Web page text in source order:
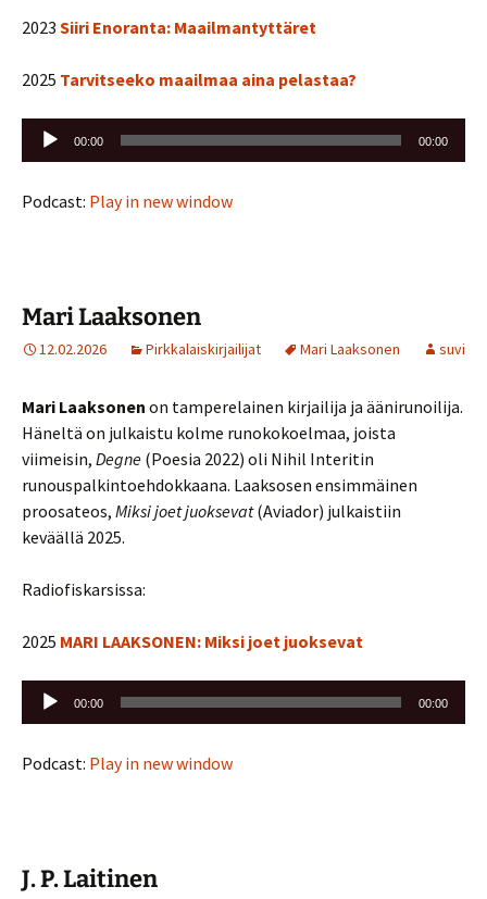
2023 Siiri Enoranta: Maailmantyttäret
2025 Tarvitseeko maailmaa aina pelastaa?
Äänitoistin
00:00 00:00
Podcast: Play in new window
Mari Laaksonen
12.02.2026 Pirkkalaiskirjailijat Mari Laaksonen suvi
Mari Laaksonen on tamperelainen kirjailija ja äänirunoilija.
Häneltä on julkaistu kolme runokokoelmaa, joista
viimeisin, Degne (Poesia 2022) oli Nihil Interitin
runouspalkintoehdokkaana. Laaksosen ensimmäinen
proosateos, Miksi joet juoksevat(Aviador) julkaistiin
keväällä 2025.
Radiofiskarsissa:
2025 MARI LAAKSONEN: Miksi joet juoksevat
Äänitoistin
00:00 00:00
Podcast: Play in new window
J. P. Laitinen